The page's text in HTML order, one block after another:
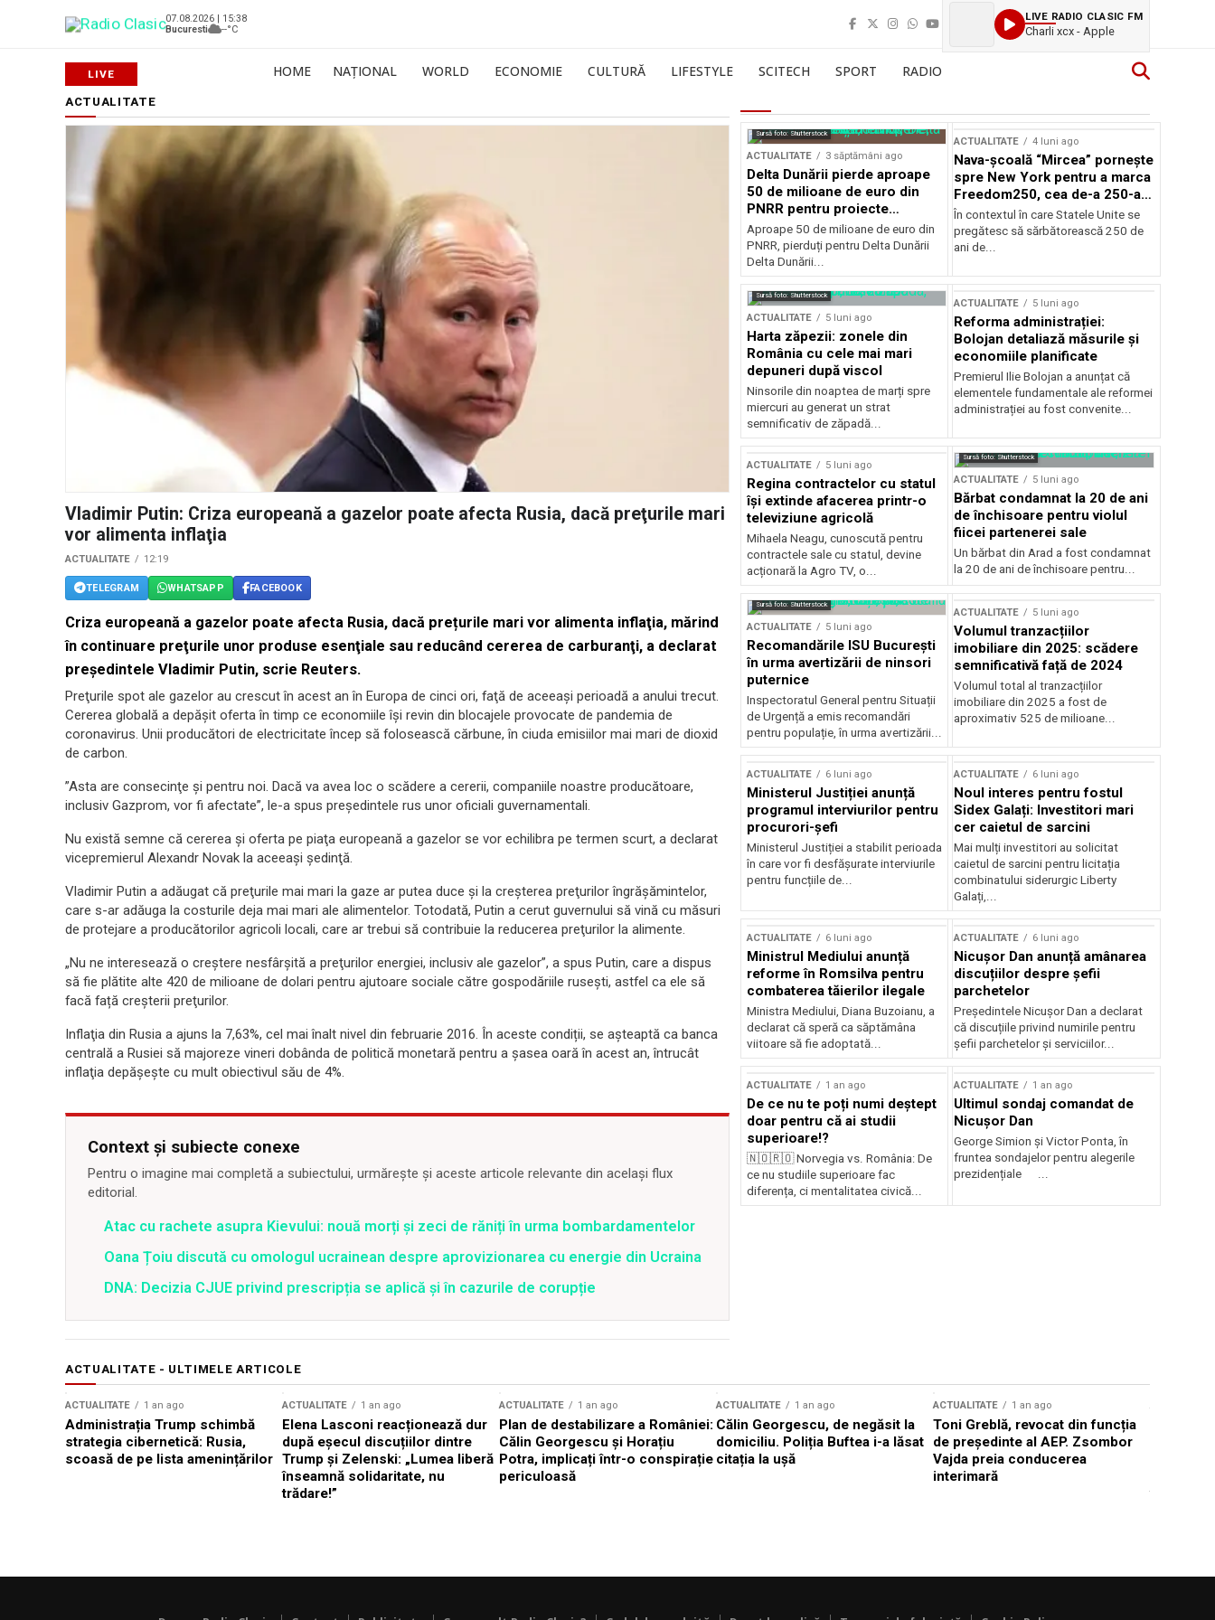
07.08.2026 | 15:38
Bucuresti
--°C
LIVE RADIO CLASIC FM
Charli xcx - Apple
HOME NAȚIONAL WORLD ECONOMIE CULTURĂ LIFESTYLE SCITECH SPORT RADIO
ACTUALITATE
Vladimir Putin: Criza europeană a gazelor poate afecta Rusia, dacă preţurile mari
vor alimenta inflaţia
ACTUALITATE 12:19
TELEGRAM WHATSAPP FACEBOOK
Criza europeană a gazelor poate afecta Rusia, dacă prețurile mari vor alimenta inflaţia, mărind
în continuare preţurile unor produse esenţiale sau reducând cererea de carburanţi, a declarat
președintele Vladimir Putin, scrie Reuters.
Preţurile spot ale gazelor au crescut în acest an în Europa de cinci ori, faţă de aceeaşi perioadă a anului trecut.
Cererea globală a depăşit oferta în timp ce economiile îşi revin din blocajele provocate de pandemia de
coronavirus. Unii producători de electricitate încep să folosească cărbune, în ciuda emisiilor mai mari de dioxid
de carbon.
”Asta are consecinţe şi pentru noi. Dacă va avea loc o scădere a cererii, companiile noastre producătoare,
inclusiv Gazprom, vor fi afectate”, le-a spus președintele rus unor oficiali guvernamentali.
Nu există semne că cererea şi oferta pe piaţa europeană a gazelor se vor echilibra pe termen scurt, a declarat
vicepremierul Alexandr Novak la aceeaşi şedinţă.
Vladimir Putin a adăugat că preţurile mai mari la gaze ar putea duce și la creșterea preţurilor îngrăşămintelor,
care s-ar adăuga la costurile deja mai mari ale alimentelor. Totodată, Putin a cerut guvernului să vină cu măsuri
de protejare a producătorilor agricoli locali, care ar trebui să contribuie la reducerea preţurilor la alimente.
„Nu ne interesează o creştere nesfârşită a preţurilor energiei, inclusiv ale gazelor”, a spus Putin, care a dispus
să fie plătite alte 420 de milioane de dolari pentru ajutoare sociale către gospodăriile ruseşti, astfel ca ele să
facă față creşterii preţurilor.
Inflaţia din Rusia a ajuns la 7,63%, cel mai înalt nivel din februarie 2016. În aceste condiții, se așteaptă ca banca
centrală a Rusiei să majoreze vineri dobânda de politică monetară pentru a şasea oară în acest an, întrucât
inflaţia depăşeşte cu mult obiectivul său de 4%.
Context și subiecte conexe
Pentru o imagine mai completă a subiectului, urmărește și aceste articole relevante din același flux
editorial.
Atac cu rachete asupra Kievului: nouă morți și zeci de răniți în urma bombardamentelor
Oana Țoiu discută cu omologul ucrainean despre aprovizionarea cu energie din Ucraina
DNA: Decizia CJUE privind prescripția se aplică și în cazurile de corupție
Sursă foto: Shutterstock
ACTUALITATE 3 săptămâni ago
Delta Dunării pierde aproape
50 de milioane de euro din
PNRR pentru proiecte
esențiale
Aproape 50 de milioane de euro din
PNRR, pierduți pentru Delta Dunării
Delta Dunării...
ACTUALITATE 4 luni ago
Nava-școală “Mircea” pornește
spre New York pentru a marca
Freedom250, cea de-a 250-a
aniversare a Statelor Unite
În contextul în care Statele Unite se
pregătesc să sărbătorească 250 de
ani de...
Sursă foto: Shutterstock
ACTUALITATE 5 luni ago
Harta zăpezii: zonele din
România cu cele mai mari
depuneri după viscol
Ninsorile din noaptea de marți spre
miercuri au generat un strat
semnificativ de zăpadă...
ACTUALITATE 5 luni ago
Reforma administrației:
Bolojan detaliază măsurile și
economiile planificate
Premierul Ilie Bolojan a anunțat că
elementele fundamentale ale reformei
administrației au fost convenite...
ACTUALITATE 5 luni ago
Regina contractelor cu statul
își extinde afacerea printr-o
televiziune agricolă
Mihaela Neagu, cunoscută pentru
contractele sale cu statul, devine
acționară la Agro TV, o...
Sursă foto: Shutterstock
ACTUALITATE 5 luni ago
Bărbat condamnat la 20 de ani
de închisoare pentru violul
fiicei partenerei sale
Un bărbat din Arad a fost condamnat
la 20 de ani de închisoare pentru...
Sursă foto: Shutterstock
ACTUALITATE 5 luni ago
Recomandările ISU București
în urma avertizării de ninsori
puternice
Inspectoratul General pentru Situații
de Urgență a emis recomandări
pentru populație, în urma avertizării...
ACTUALITATE 5 luni ago
Volumul tranzacțiilor
imobiliare din 2025: scădere
semnificativă față de 2024
Volumul total al tranzacțiilor
imobiliare din 2025 a fost de
aproximativ 525 de milioane...
ACTUALITATE 6 luni ago
Ministerul Justiției anunță
programul interviurilor pentru
procurori-șefi
Ministerul Justiției a stabilit perioada
în care vor fi desfășurate interviurile
pentru funcțiile de...
ACTUALITATE 6 luni ago
Noul interes pentru fostul
Sidex Galați: Investitori mari
cer caietul de sarcini
Mai mulți investitori au solicitat
caietul de sarcini pentru licitația
combinatului siderurgic Liberty
Galați,...
ACTUALITATE 6 luni ago
Ministrul Mediului anunță
reforme în Romsilva pentru
combaterea tăierilor ilegale
Ministra Mediului, Diana Buzoianu, a
declarat că speră ca săptămâna
viitoare să fie adoptată...
ACTUALITATE 6 luni ago
Nicușor Dan anunță amânarea
discuțiilor despre șefii
parchetelor
Președintele Nicușor Dan a declarat
că discuțiile privind numirile pentru
șefii parchetelor și serviciilor...
ACTUALITATE 1 an ago
De ce nu te poți numi deștept
doar pentru că ai studii
superioare!?
🇳🇴🇷🇴 Norvegia vs. România: De
ce nu studiile superioare fac
diferența, ci mentalitatea civică...
ACTUALITATE 1 an ago
Ultimul sondaj comandat de
Nicușor Dan
George Simion și Victor Ponta, în
fruntea sondajelor pentru alegerile
prezidențiale ...
ACTUALITATE - ULTIMELE ARTICOLE
ACTUALITATE 1 an ago
Administrația Trump schimbă
strategia cibernetică: Rusia,
scoasă de pe lista amenințărilor
ACTUALITATE 1 an ago
Elena Lasconi reacționează dur
după eșecul discuțiilor dintre
Trump și Zelenski: „Lumea liberă
înseamnă solidaritate, nu
trădare!”
ACTUALITATE 1 an ago
Plan de destabilizare a României:
Călin Georgescu și Horațiu
Potra, implicați într-o conspirație
periculoasă
ACTUALITATE 1 an ago
Călin Georgescu, de negăsit la
domiciliu. Poliția Buftea i-a lăsat
citația la ușă
ACTUALITATE 1 an ago
Toni Greblă, revocat din funcția
de președinte al AEP. Zsombor
Vajda preia conducerea
interimară